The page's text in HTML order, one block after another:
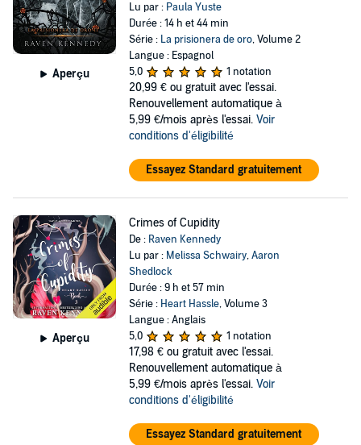
Aperçu
Lu par : Paula Yuste
Durée : 14 h et 44 min
Série : La prisionera de oro, Volume 2
Langue : Espagnol
5,0
1 notation
20,99 € ou gratuit avec l'essai.
Renouvellement automatique à
5,99 €/mois après l'essai. Voir
conditions d'éligibilité
Essayez Standard gratuitement
Aperçu
Crimes of Cupidity
De : Raven Kennedy
Lu par : Melissa Schwairy,Aaron
Shedlock
Durée : 9 h et 57 min
Série : Heart Hassle, Volume 3
Langue : Anglais
5,0
1 notation
17,98 € ou gratuit avec l'essai.
Renouvellement automatique à
5,99 €/mois après l'essai. Voir
conditions d'éligibilité
Essayez Standard gratuitement